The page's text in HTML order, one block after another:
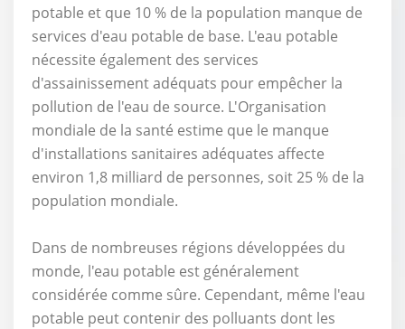
potable et que 10 % de la population manque de
services d'eau potable de base. L'eau potable
nécessite également des services
d'assainissement adéquats pour empêcher la
pollution de l'eau de source. L'Organisation
mondiale de la santé estime que le manque
d'installations sanitaires adéquates affecte
environ 1,8 milliard de personnes, soit 25 % de la
population mondiale.
Dans de nombreuses régions développées du
monde, l'eau potable est généralement
considérée comme sûre. Cependant, même l'eau
potable peut contenir des polluants dont les